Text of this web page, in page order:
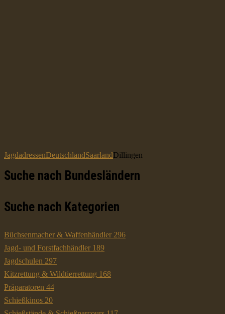
JagdadressenDeutschlandSaarlandDillingen
Suche nach Bundesländern
Suche nach Kategorien
Büchsenmacher & Waffenhändler 296
Jagd- und Forstfachhändler 189
Jagdschulen 297
Kitzrettung & Wildtierrettung 168
Präparatoren 44
Schießkinos 20